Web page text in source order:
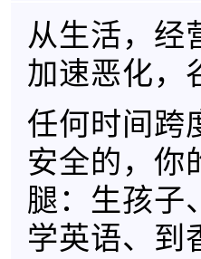
从生活，经
加速恶化
任何时间跨
安全的，你
腿：生孩子
学英语、到